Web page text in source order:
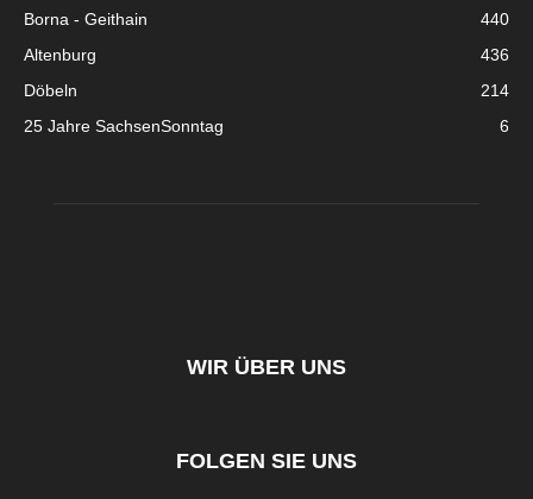
Borna - Geithain
440
Altenburg
436
Döbeln
214
25 Jahre SachsenSonntag
6
WIR ÜBER UNS
FOLGEN SIE UNS